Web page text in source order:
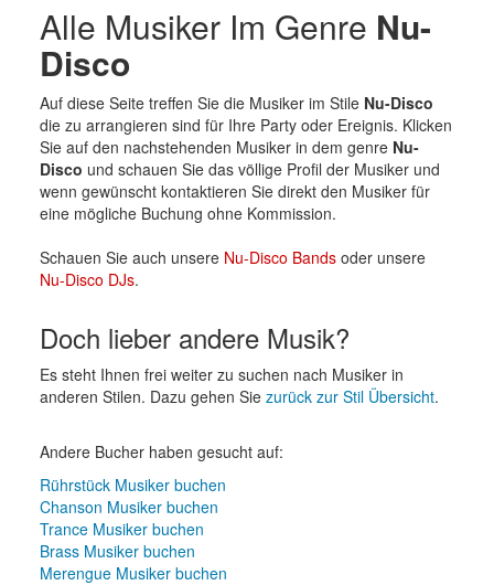
Alle Musiker Im Genre Nu-
Disco
Auf diese Seite treffen Sie die Musiker im Stile Nu-Disco
die zu arrangieren sind für Ihre Party oder Ereignis. Klicken
Sie auf den nachstehenden Musiker in dem genre Nu-
Disco und schauen Sie das völlige Profil der Musiker und
wenn gewünscht kontaktieren Sie direkt den Musiker für
eine mögliche Buchung ohne Kommission.
Schauen Sie auch unsere Nu-Disco Bandsoder unsere
Nu-Disco DJs.
Doch lieber andere Musik?
Es steht Ihnen frei weiter zu suchen nach Musiker in
anderen Stilen. Dazu gehen Sie zurück zur Stil Übersicht.
Andere Bucher haben gesucht auf:
Rührstück Musiker buchen
Chanson Musiker buchen
Trance Musiker buchen
Brass Musiker buchen
Merengue Musiker buchen